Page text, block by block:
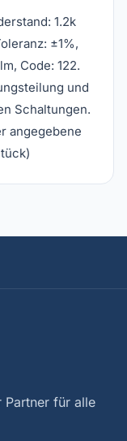
1.2k
±1%,
Code: 122.
und
Schaltungen.
angegebene
Partner für alle